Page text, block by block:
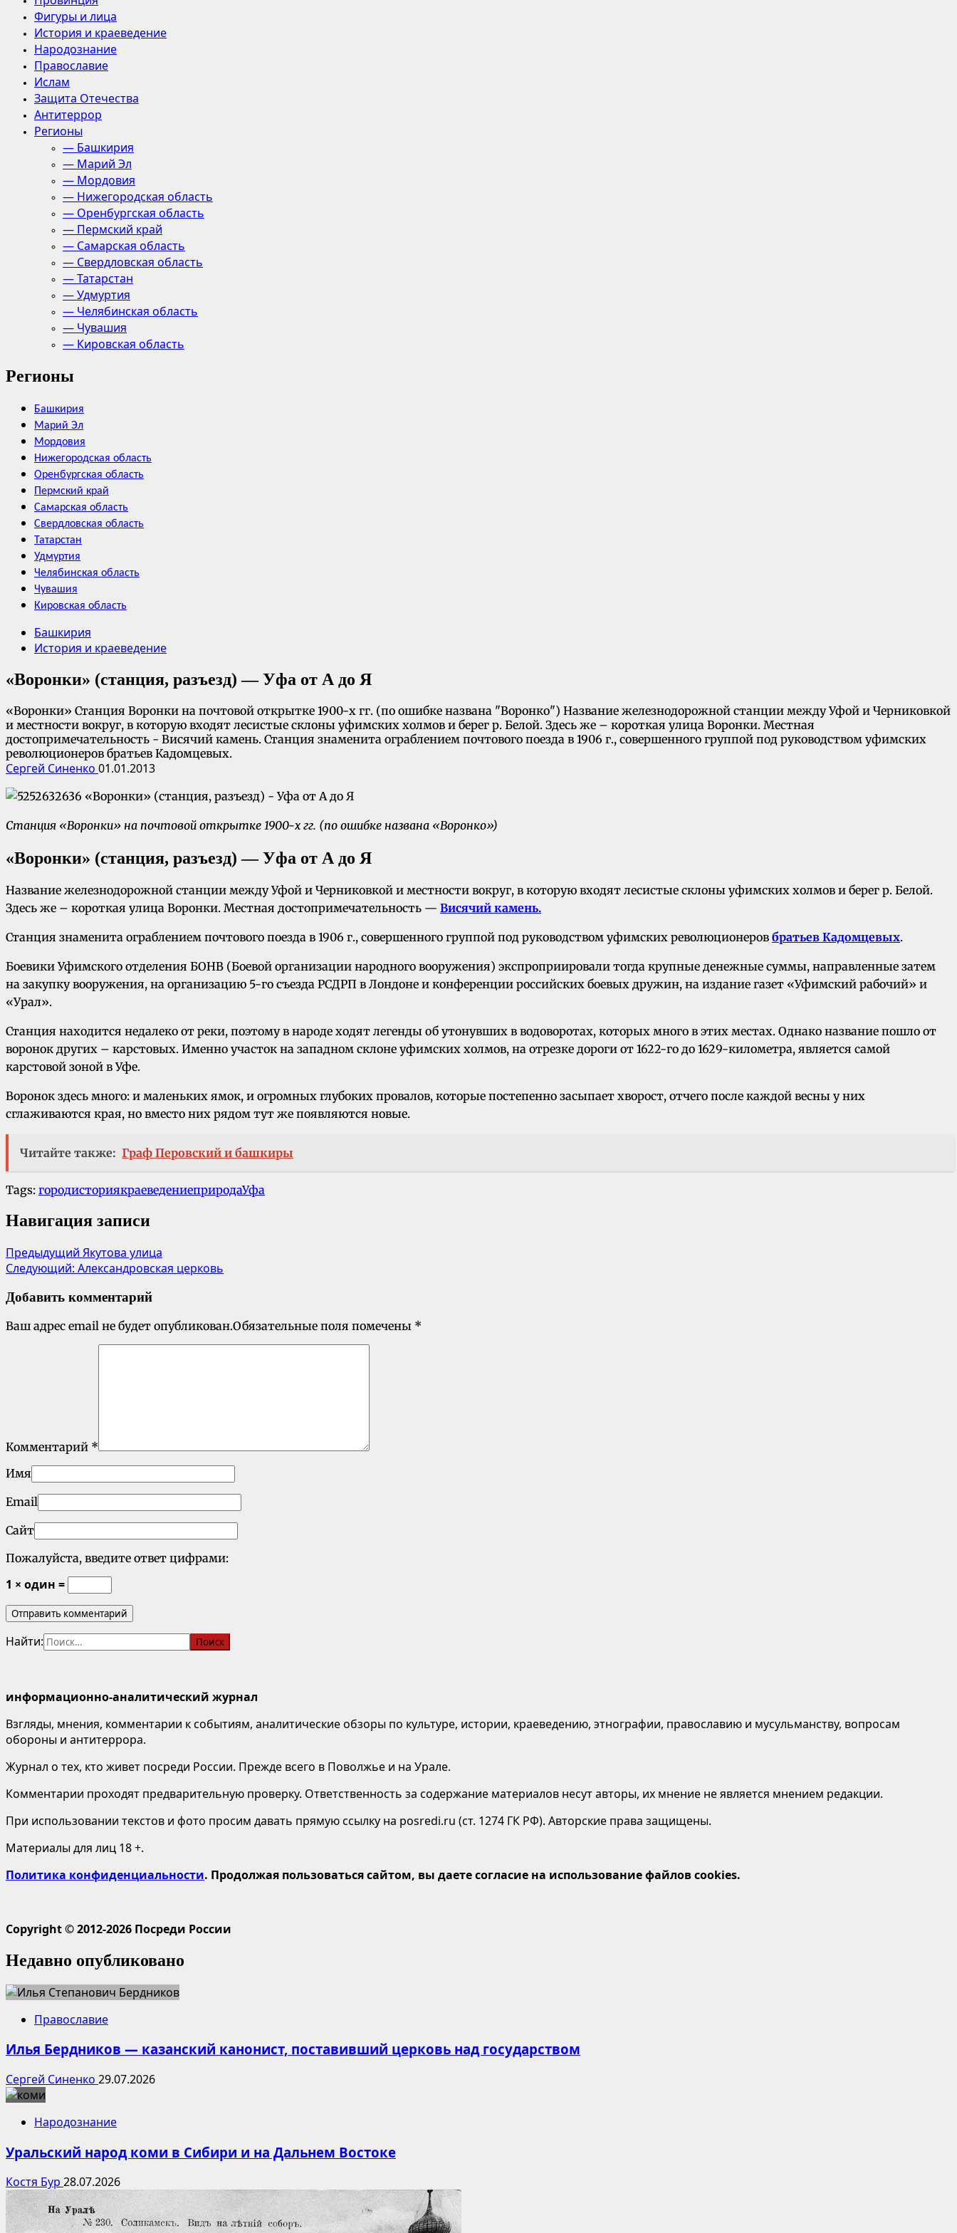
Фигуры и лица
История и краеведение
Народознание
Православие
Ислам
Защита Отечества
Антитеррор
Регионы
— Башкирия
— Марий Эл
— Мордовия
— Нижегородская область
— Оренбургская область
— Пермский край
— Самарская область
— Свердловская область
— Татарстан
— Удмуртия
— Челябинская область
— Чувашия
— Кировская область
Регионы
Башкирия
Марий Эл
Мордовия
Нижегородская область
Оренбургская область
Пермский край
Самарская область
Свердловская область
Татарстан
Удмуртия
Челябинская область
Чувашия
Кировская область
Башкирия
История и краеведение
«Воронки» (станция, разъезд) — Уфа от А до Я
«Воронки» Станция Воронки на почтовой открытке 1900-х гг. (по ошибке названа "Воронко") Название железнодорожной станции между Уфой и Черниковкой
и местности вокруг, в которую входят лесистые склоны уфимских холмов и берег р. Белой. Здесь же – короткая улица Воронки. Местная
достопримечательность - Висячий камень. Станция знаменита ограблением почтового поезда в 1906 г., совершенного группой под руководством уфимских
революционеров братьев Кадомцевых.
Сергей Синенко 01.01.2013
Станция «Воронки» на почтовой открытке 1900-х гг. (по ошибке названа «Воронко»)
«Воронки» (станция, разъезд) — Уфа от А до Я
Название железнодорожной станции между Уфой и Черниковкой и местности вокруг, в которую входят лесистые склоны уфимских холмов и берег р. Белой.
Здесь же – короткая улица Воронки. Местная достопримечательность — Висячий камень.
Станция знаменита ограблением почтового поезда в 1906 г., совершенного группой под руководством уфимских революционеров братьев Кадомцевых.
Боевики Уфимского отделения БОНВ (Боевой организации народного вооружения) экспроприировали тогда крупные денежные суммы, направленные затем
на закупку вооружения, на организацию 5-го съезда РСДРП в Лондоне и конференции российских боевых дружин, на издание газет «Уфимский рабочий» и
«Урал».
Станция находится недалеко от реки, поэтому в народе ходят легенды об утонувших в водоворотах, которых много в этих местах. Однако название пошло от
воронок других – карстовых. Именно участок на западном склоне уфимских холмов, на отрезке дороги от 1622-го до 1629-километра, является самой
карстовой зоной в Уфе.
Воронок здесь много: и маленьких ямок, и огромных глубоких провалов, которые постепенно засыпает хворост, отчего после каждой весны у них
сглаживаются края, но вместо них рядом тут же появляются новые.
Читайте также: Граф Перовский и башкиры
Tags: городисториякраеведениеприродаУфа
Навигация записи
Предыдущий Якутова улица
Следующий: Александровская церковь
Добавить комментарий
Ваш адрес email не будет опубликован.Обязательные поля помечены *
Комментарий *
Имя
Email
Сайт
Пожалуйста, введите ответ цифрами:
1 × один =
Найти:
информационно-аналитический журнал
Взгляды, мнения, комментарии к событиям, аналитические обзоры по культуре, истории, краеведению, этнографии, православию и мусульманству, вопросам
обороны и антитеррора.
Журнал о тех, кто живет посреди России. Прежде всего в Поволжье и на Урале.
Комментарии проходят предварительную проверку. Ответственность за содержание материалов несут авторы, их мнение не является мнением редакции.
При использовании текстов и фото просим давать прямую ссылку на posredi.ru (ст. 1274 ГК РФ). Авторские права защищены.
Материалы для лиц 18 +.
Политика конфиденциальности. Продолжая пользоваться сайтом, вы даете согласие на использование файлов cookies.
Copyright © 2012-2026 Посреди России
Недавно опубликовано
Православие
Илья Бердников — казанский канонист, поставивший церковь над государством
Сергей Синенко 29.07.2026
Народознание
Уральский народ коми в Сибири и на Дальнем Востоке
Костя Бур 28.07.2026